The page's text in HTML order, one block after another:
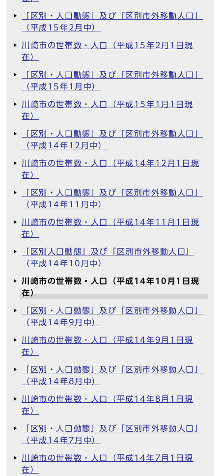
「区別・人口動態」及び「区別市外移動人口」
（平成15年2月中）
川崎市の世帯数・人口（平成15年2月1日現
在）
「区別・人口動態」及び「区別市外移動人口」
（平成15年1月中）
川崎市の世帯数・人口（平成15年1月1日現
在）
「区別・人口動態」及び「区別市外移動人口」
（平成14年12月中）
川崎市の世帯数・人口（平成14年12月1日現
在）
「区別・人口動態」及び「区別市外移動人口」
（平成14年11月中）
川崎市の世帯数・人口（平成14年11月1日現
在）
「区別人口動態」及び「区別市外移動人口」
（平成14年10月中）
川崎市の世帯数・人口（平成14年10月1日現
在）
「区別・人口動態」及び「区別市外移動人口」
（平成14年9月中）
川崎市の世帯数・人口（平成14年9月1日現
在）
「区別・人口動態」及び「区別市外移動人口」
（平成14年8月中）
川崎市の世帯数・人口（平成14年8月1日現
在）
「区別・人口動態」及び「区別市外移動人口」
（平成14年7月中）
川崎市の世帯数・人口（平成14年7月1日現
在）